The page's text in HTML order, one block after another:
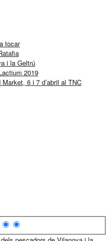
tocar
i la Geltrú
2019
6 i 7 d’abril al TNC